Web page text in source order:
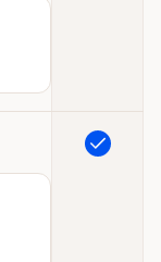
Ingår